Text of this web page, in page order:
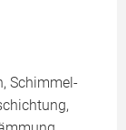
Schimmel-